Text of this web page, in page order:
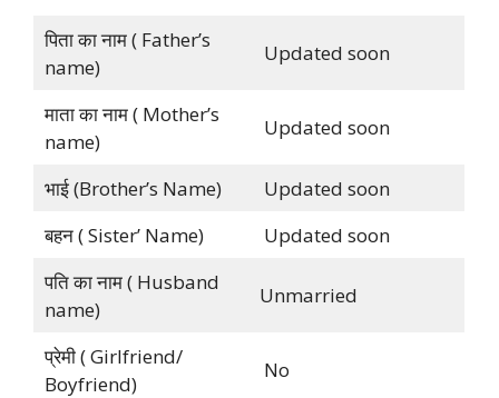
पिता का नाम ( Father’s
name)
Updated soon
माता का नाम ( Mother’s
name)
Updated soon
भाई (Brother’s Name)
Updated soon
बहन ( Sister’ Name)
Updated soon
पति का नाम ( Husband
name)
Unmarried
प्रेमी ( Girlfriend/
Boyfriend)
No